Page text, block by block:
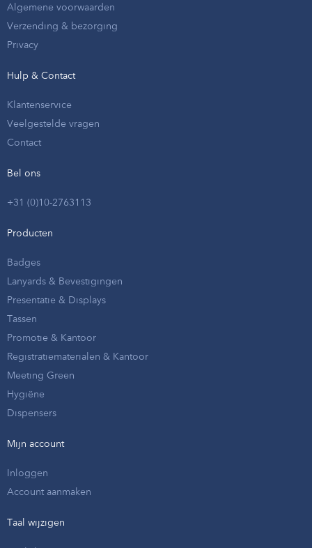
Algemene voorwaarden
Verzending & bezorging
Privacy
Hulp & Contact
Klantenservice
Veelgestelde vragen
Contact
Bel ons
+31 (0)10-2763113
Producten
Badges
Lanyards & Bevestigingen
Presentatie & Displays
Tassen
Promotie & Kantoor
Registratiematerialen & Kantoor
Meeting Green
Hygiëne
Dispensers
Mijn account
Inloggen
Account aanmaken
Taal wijzigen